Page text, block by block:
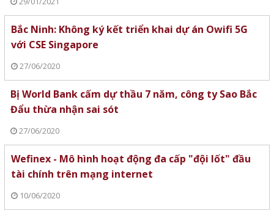
Bắc Ninh: Không ký kết triển khai dự án Owifi 5G
với CSE Singapore
27/06/2020
Bị World Bank cấm dự thầu 7 năm, công ty Sao Bắc
Đẩu thừa nhận sai sót
27/06/2020
Wefinex - Mô hình hoạt động đa cấp "đội lốt" đầu
tài chính trên mạng internet
10/06/2020